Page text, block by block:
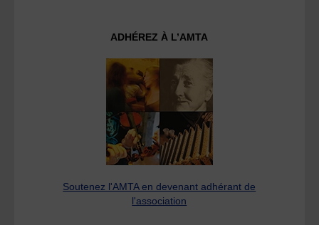
ADHÉREZ À L’AMTA
Soutenez l'AMTA en devenant adhérant de
l'association